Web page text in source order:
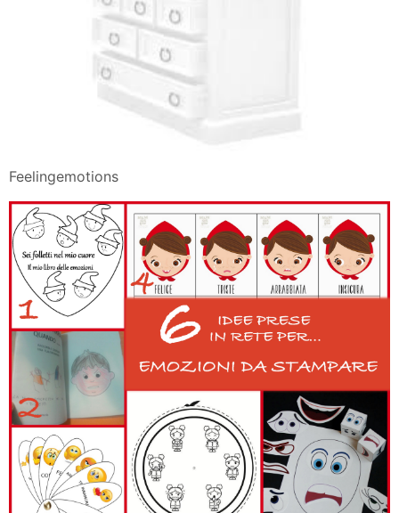
Feelingemotions